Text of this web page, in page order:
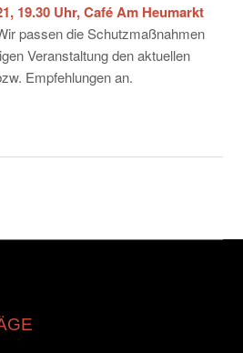
19.30 Uhr, Café Am Heumarkt
passen die Schutzmaßnahmen
Veranstaltung den aktuellen
Empfehlungen an.